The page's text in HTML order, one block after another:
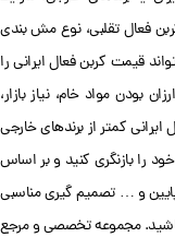
فعال تقلبی، نوع مش بندی
قیمت کربن فعال ایرانی را
مواد خام، نیاز بازار،
کمتر از برندهای خارجی
خود را بازنگری کنید و بر اساس
و … تصمیم گیری مناسبی
باشید. مجموعه تخصصی و مرجع